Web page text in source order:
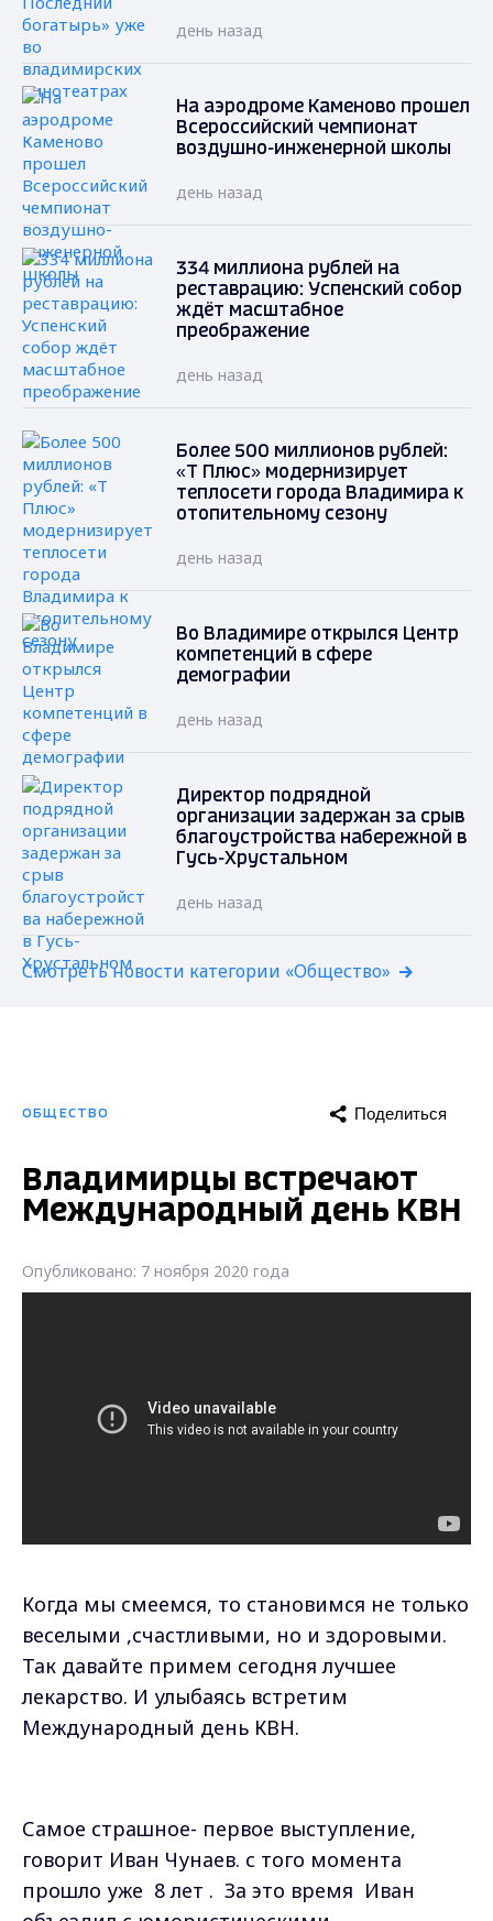
день назад
На аэродроме Каменово прошел
Всероссийский чемпионат
воздушно-инженерной школы
день назад
334 миллиона рублей на
реставрацию: Успенский собор
ждёт масштабное
преображение
день назад
Более 500 миллионов рублей:
«Т Плюс» модернизирует
теплосети города Владимира к
отопительному сезону
день назад
Во Владимире открылся Центр
компетенций в сфере
демографии
день назад
Директор подрядной
организации задержан за срыв
благоустройства набережной в
Гусь-Хрустальном
день назад
Смотреть новости категории «Общество»
ОБЩЕСТВО Поделиться
Владимирцы встречают
Международный день КВН
Опубликовано: 7 ноября 2020 года
Когда мы смеемся, то становимся не только
веселыми ,счастливыми, но и здоровыми.
Так давайте примем сегодня лучшее
лекарство. И улыбаясь встретим
Международный день КВН.
Самое страшное- первое выступление,
говорит Иван Чунаев. с того момента
прошло уже 8 лет . За это время Иван